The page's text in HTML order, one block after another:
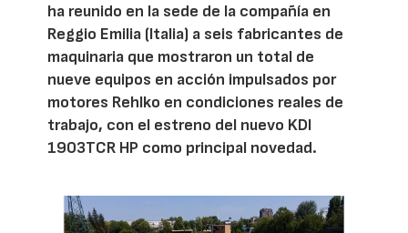
ha reunido en la sede de la compañía en
Reggio Emilia (Italia) a seis fabricantes de
maquinaria que mostraron un total de
nueve equipos en acción impulsados por
motores Rehlko en condiciones reales de
trabajo, con el estreno del nuevo KDI
1903TCR HP como principal novedad.